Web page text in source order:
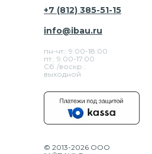
+7 (812) 385-51-15
пн-чт.: 9:00-18:00
пт.: 9.00-17.00
Сб./воскр.:
выходной
info@ibau.ru
© 2013-2026 ООО